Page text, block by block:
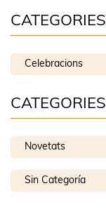
CATEGORIES
Celebracions
CATEGORIES
Novetats
Sin Categoría